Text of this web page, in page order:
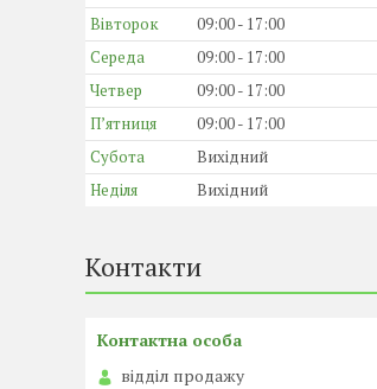
Вівторок
09:00
17:00
Середа
09:00
17:00
Четвер
09:00
17:00
Пʼятниця
09:00
17:00
Субота
Вихідний
Неділя
Вихідний
Контакти
відділ продажу